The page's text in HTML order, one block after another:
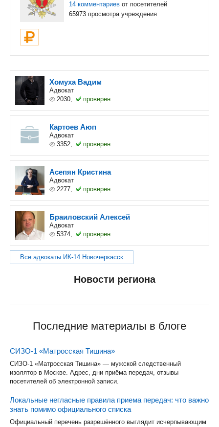
14 комментариев от посетителей
65973 просмотра учреждения
Хомуха Вадим
Адвокат
2030,
проверен
Картоев Аюп
Адвокат
3352,
проверен
Асепян Кристина
Адвокат
2277,
проверен
Браиловский Алексей
Адвокат
5374,
проверен
Все адвокаты ИК-14 Новочеркасск
Новости региона
Последние материалы в блоге
СИЗО-1 «Матросская Тишина»
СИЗО-1 «Матросская Тишина» — мужской следственный
изолятор в Москве. Адрес, дни приёма передач, отзывы
посетителей об электронной записи.
Локальные негласные правила приема передач: что важно
знать помимо официального списка
Официальный перечень разрешённого выглядит исчерпывающим